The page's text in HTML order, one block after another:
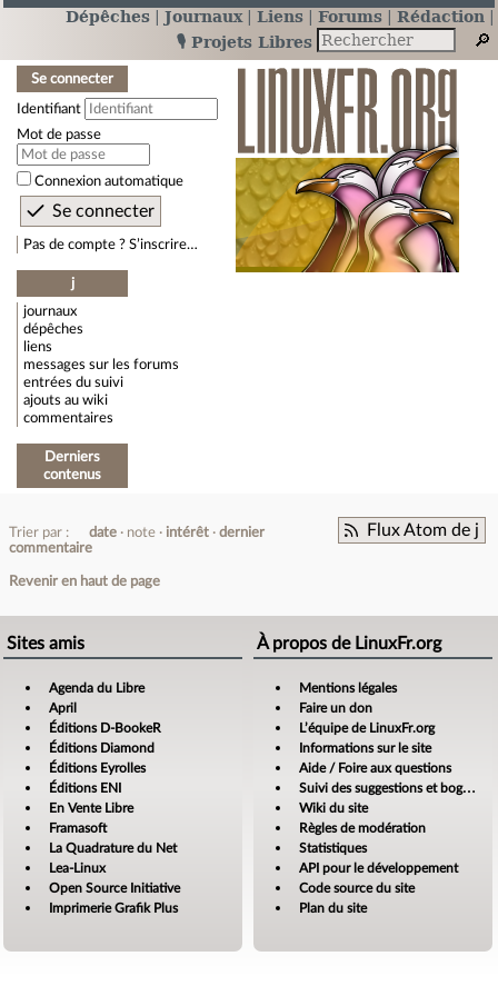
Dépêches Journaux Liens Forums
Rédaction
🎙️ Projets Libres
Se connecter
Identifiant
Mot de passe
Connexion automatique
Pas de compte ? S’inscrire…
j
journaux
dépêches
liens
messages sur les forums
entrées du suivi
ajouts au wiki
commentaires
Derniers
contenus
Flux Atom de j
Trier par : date note intérêt
dernier
commentaire
Revenir en haut de page
Sites amis
Agenda du Libre
April
Éditions D-BookeR
Éditions Diamond
Éditions Eyrolles
Éditions ENI
En Vente Libre
Framasoft
La Quadrature du Net
Lea-Linux
Open Source Initiative
Imprimerie Grafik Plus
À propos de LinuxFr.org
Mentions légales
Faire un don
L’équipe de LinuxFr.org
Informations sur le site
Aide / Foire aux questions
Suivi des suggestions et bogues
Wiki du site
Règles de modération
Statistiques
API pour le développement
Code source du site
Plan du site